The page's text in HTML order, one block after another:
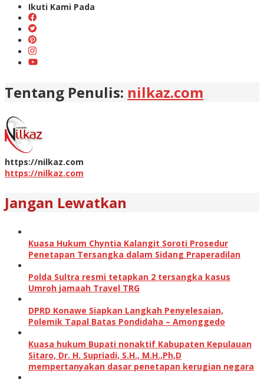
Ikuti Kami Pada
Tentang Penulis: nilkaz.com
https://nilkaz.com
https://nilkaz.com
Jangan Lewatkan
Kuasa Hukum Chyntia Kalangit Soroti Prosedur
Penetapan Tersangka dalam Sidang Praperadilan
Polda Sultra resmi tetapkan 2 tersangka kasus
Umroh jamaah Travel TRG
DPRD Konawe Siapkan Langkah Penyelesaian,
Polemik Tapal Batas Pondidaha – Amonggedo
Kuasa hukum Bupati nonaktif Kabupaten Kepulauan
Sitaro, Dr. H. Supriadi, S.H., M.H.,Ph,D
mempertanyakan dasar penetapan kerugian negara